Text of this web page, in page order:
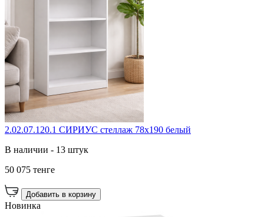
2.02.07.120.1 СИРИУС стеллаж 78х190 белый
В наличии - 13 штук
50 075 тенге
Добавить в корзину
Новинка